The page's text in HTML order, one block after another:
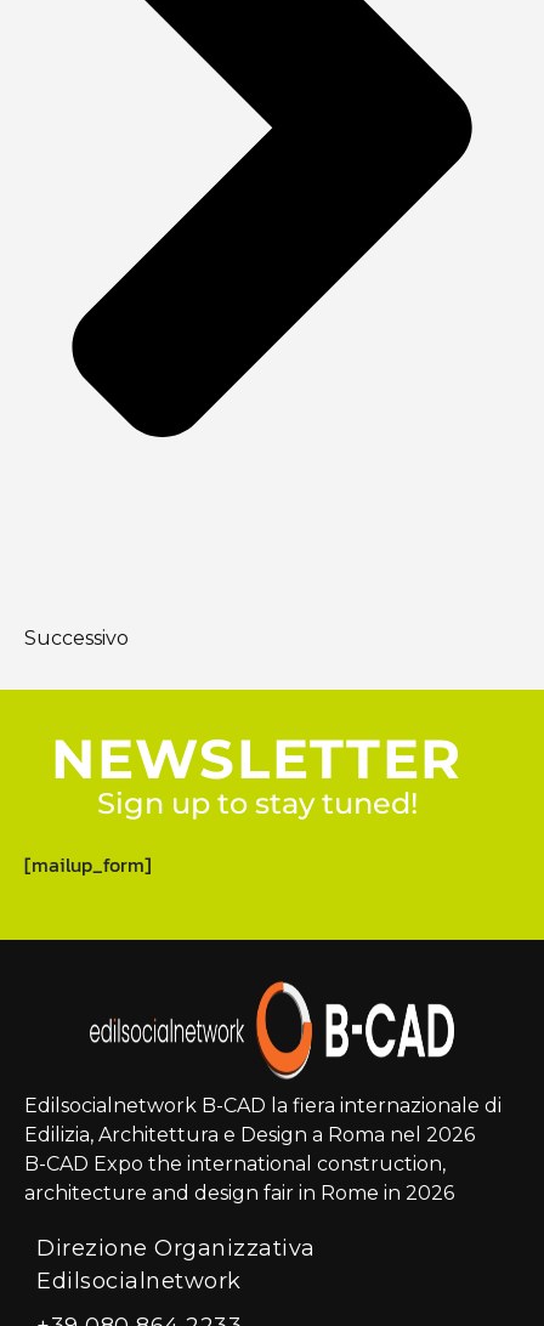
Successivo
NEWSLETTER
Sign up to stay tuned!
[mailup_form]
Edilsocialnetwork B-CAD la fiera internazionale di
Edilizia, Architettura e Design a Roma nel 2026
B-CAD Expo the international construction,
architecture and design fair in Rome in 2026
Direzione Organizzativa
Edilsocialnetwork